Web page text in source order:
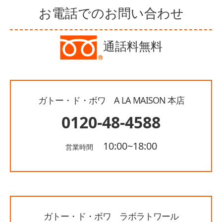
お電話でのお問い合わせ
通話料無料
ガトー・ド・ボワ A LA MAISON 本店
0120-48-4588
営業時間 10:00~18:00
ガトー・ド・ボワ ラボラトワール